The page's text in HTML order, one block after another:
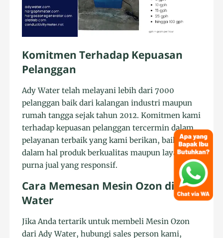
Komitmen Terhadap Kepuasan
Pelanggan
Ady Water telah melayani lebih dari 7000
pelanggan baik dari kalangan industri maupun
rumah tangga sejak tahun 2012. Komitmen kami
terhadap kepuasan pelanggan tercermin dalam
pelayanan terbaik yang kami berikan, baik
dalam hal produk berkualitas maupun layanan
purna jual yang responsif.
Cara Memesan Mesin Ozon di Ady
Water
Jika Anda tertarik untuk membeli Mesin Ozon
dari Ady Water, hubungi sales person kami,